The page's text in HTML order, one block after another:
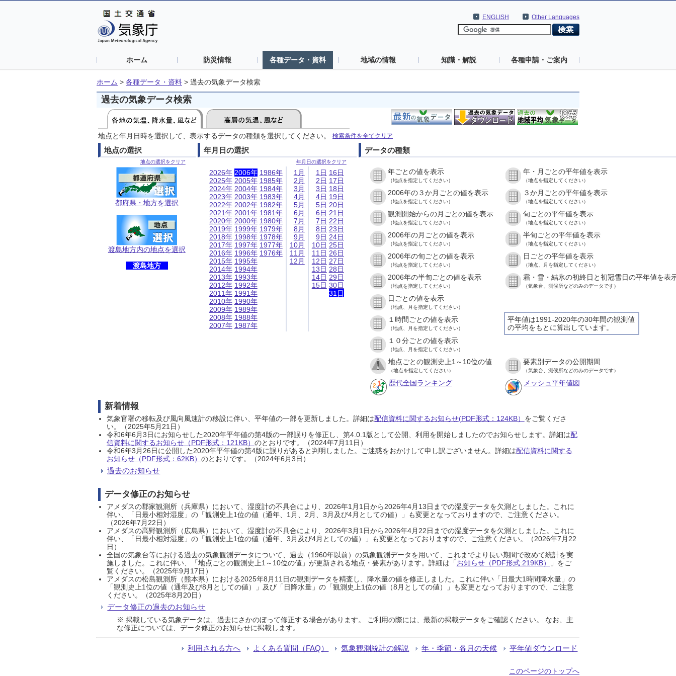
Other Languages
ENGLISH
ホーム 防災情報 各種データ・資料 地域の情報 知識・解説 各種申請・ご案内
ホーム > 各種データ・資料 > 過去の気象データ検索
過去の気象データ検索
地点と年月日時を選択して、表示するデータの種類を選択してください。 検索条件を全てクリア
地点の選択
地点の選択をクリア
都府県・地方を選択
渡島地方内の地点を選択
渡島地方
年月日の選択
年月日の選択をクリア
2026年
2025年
2024年
2023年
2022年
2021年
2020年
2019年
2018年
2017年
2016年
2015年
2014年
2013年
2012年
2011年
2010年
2009年
2008年
2007年
2006年
2005年
2004年
2003年
2002年
2001年
2000年
1999年
1998年
1997年
1996年
1995年
1994年
1993年
1992年
1991年
1990年
1989年
1988年
1987年
1986年
1985年
1984年
1983年
1982年
1981年
1980年
1979年
1978年
1977年
1976年
1月
2月
3月
4月
5月
6月
7月
8月
9月
10月
11月
12月
1日
2日
3日
4日
5日
6日
7日
8日
9日
10日
11日
12日
13日
14日
15日
16日
17日
18日
19日
20日
21日
22日
23日
24日
25日
26日
27日
28日
29日
30日
31日
データの種類
年ごとの値を表示
（地点を指定してください）
年・月ごとの平年値を表示
（地点を指定してください）
2006年の３か月ごとの値を表示
（地点を指定してください）
３か月ごとの平年値を表示
（地点を指定してください）
観測開始からの月ごとの値を表示
（地点を指定してください）
旬ごとの平年値を表示
（地点を指定してください）
2006年の月ごとの値を表示
（地点を指定してください）
半旬ごとの平年値を表示
（地点を指定してください）
2006年の旬ごとの値を表示
（地点を指定してください）
日ごとの平年値を表示
（地点、月を指定してください）
2006年の半旬ごとの値を表示
（地点を指定してください）
霜・雪・結氷の初終日と初冠雪日の平年値を表
（気象台、測候所などのみのデータです）
日ごとの値を表示
（地点、月を指定してください）
平年値は1991-2020年の30年間の観測値
の平均をもとに算出しています。
１時間ごとの値を表示
（地点、月を指定してください）
１０分ごとの値を表示
（地点、月を指定してください）
地点ごとの観測史上1～10位の値
（地点を指定してください）
要素別データの公開期間
（気象台、測候所などのみのデータです）
歴代全国ランキング メッシュ平年値図
新着情報
気象官署の移転及び風向風速計の移設に伴い、平年値の一部を更新しました。詳細は配信資料に関するお知らせ(PDF形式：124KB） をご覧くださ
い。（2025年5月21日）
令和6年6月3日にお知らせした2020年平年値の第4版の一部誤りを修正し、第4.0.1版として公開、利用を開始しましたのでお知らせします。詳細は配
信資料に関するお知らせ（PDF形式：121KB） のとおりです。（2024年7月11日）
令和6年3月26日に公開した2020年平年値の第4版に誤りがあると判明しました。ご迷惑をおかけして申し訳ございません。詳細は配信資料に関する
お知らせ（PDF形式：62KB） のとおりです。（2024年6月3日）
過去のお知らせ
データ修正のお知らせ
アメダスの郡家観測所（兵庫県）において、湿度計の不具合により、2026年1月1日から2026年4月13日までの湿度データを欠測としました。これに
伴い、「日最小相対湿度」の「観測史上1位の値（通年、1月、2月、3月及び4月としての値）」も変更となっておりますので、ご注意ください。
（2026年7月22日）
アメダスの高野観測所（広島県）において、湿度計の不具合により、2026年3月1日から2026年4月22日までの湿度データを欠測としました。これに
伴い、「日最小相対湿度」の「観測史上1位の値（通年、3月及び4月としての値）」も変更となっておりますので、ご注意ください。（2026年7月22
日）
全国の気象台等における過去の気象観測データについて、過去（1960年以前）の気象観測データを用いて、これまでより長い期間で改めて統計を実
施しました。これに伴い、「地点ごとの観測史上1～10位の値」が更新される地点・要素があります。詳細は「お知らせ（PDF形式:219KB）
」をご
覧ください。（2025年9月17日）
アメダスの松島観測所（熊本県）における2025年8月11日の観測データを精査し、降水量の値を修正しました。これに伴い「日最大1時間降水量」の
「観測史上1位の値（通年及び8月としての値）」及び「日降水量」の「観測史上1位の値（8月としての値）」も変更となっておりますので、ご注意
ください。（2025年8月20日）
データ修正の過去のお知らせ
※ 掲載している気象データは、過去にさかのぼって修正する場合があります。 ご利用の際には、最新の掲載データをご確認ください。 なお、主
な修正については、データ修正のお知らせに掲載します。
利用される方へ よくある質問（FAQ） 気象観測統計の解説 年・季節・各月の天候 平年値ダウンロード
このページのトップへ